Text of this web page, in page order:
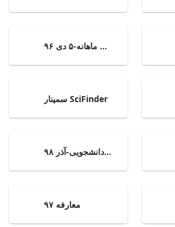
سخنرانی ماهانه-۵ دی ۹۶
سمینار SciFinder
شورای دانشجویی-آذر ۹۸
معارفه ۹۷